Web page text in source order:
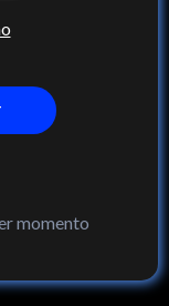
momento